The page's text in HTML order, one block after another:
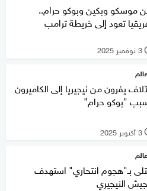
موسكو وبكين وبوكو حرام..
تعود إلى خريطة ترامب
3 نوفمبر 2025
عالم
يفرون من نيجيريا إلى الكاميرون
"بوكو حرام"
3 أكتوبر 2025
عالم
بـ"هجوم انتحاري" استهدف
النيجيري